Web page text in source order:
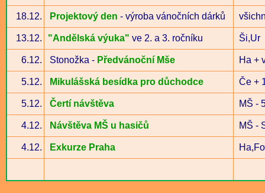
18.12. Projektový den - výroba vánočních dárků
13.12. "Andělská výuka" ve 2. a 3. ročníku Ši,Ur
6.12. Stonožka - Předvánoční Mše Ha +
5.12. Mikulášská besídka pro důchodce Če +
5.12. Čertí návštěva MŠ -
4.12. Návštěva MŠ u hasičů MŠ -
4.12. Exkurze Praha